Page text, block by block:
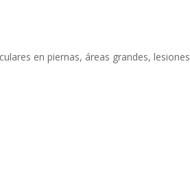
en piernas, áreas grandes, lesiones